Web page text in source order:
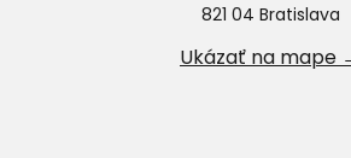
821 04 Bratislava
Ukázať na mape